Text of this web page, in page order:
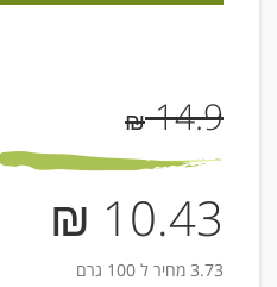
14.9
₪
10.43 ₪
3.73 מחיר ל 100 גרם